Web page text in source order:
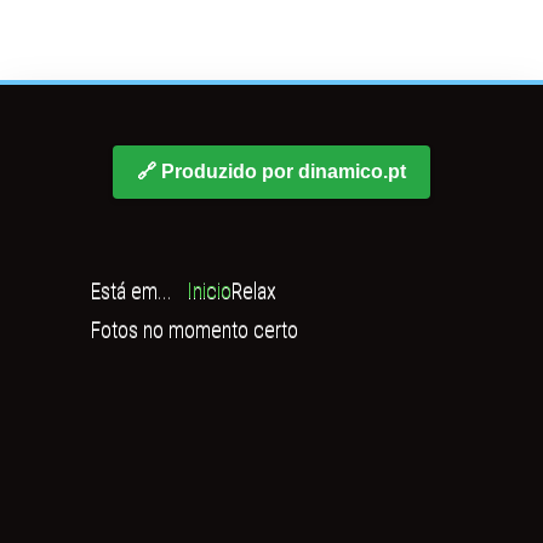
🔗 Produzido por dinamico.pt
Está em... InicioRelax
Fotos no momento certo